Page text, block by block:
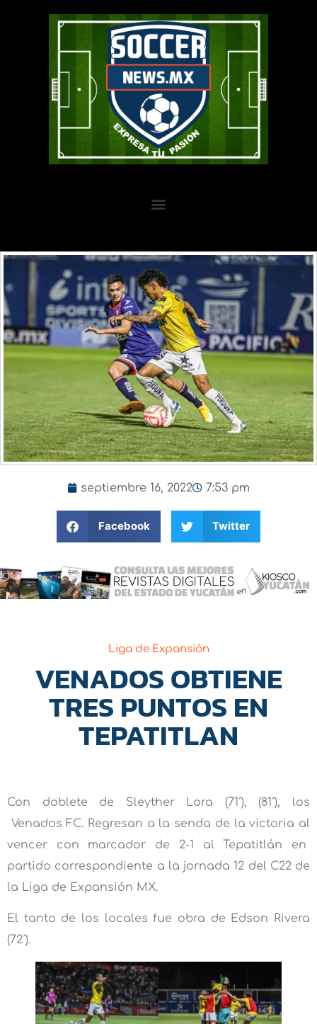
septiembre 16, 2022 7:53 pm
Facebook Twitter
Liga de Expansión
VENADOS OBTIENE
TRES PUNTOS EN
TEPATITLAN
Con doblete de Sleyther Lora (71´), (81´), los
Venados FC. Regresan a la senda de la victoria al
vencer con marcador de 2-1 al Tepatitlán en
partido correspondiente a la jornada 12 del C22 de
la Liga de Expansión MX.
El tanto de los locales fue obra de Edson Rivera
(72´).